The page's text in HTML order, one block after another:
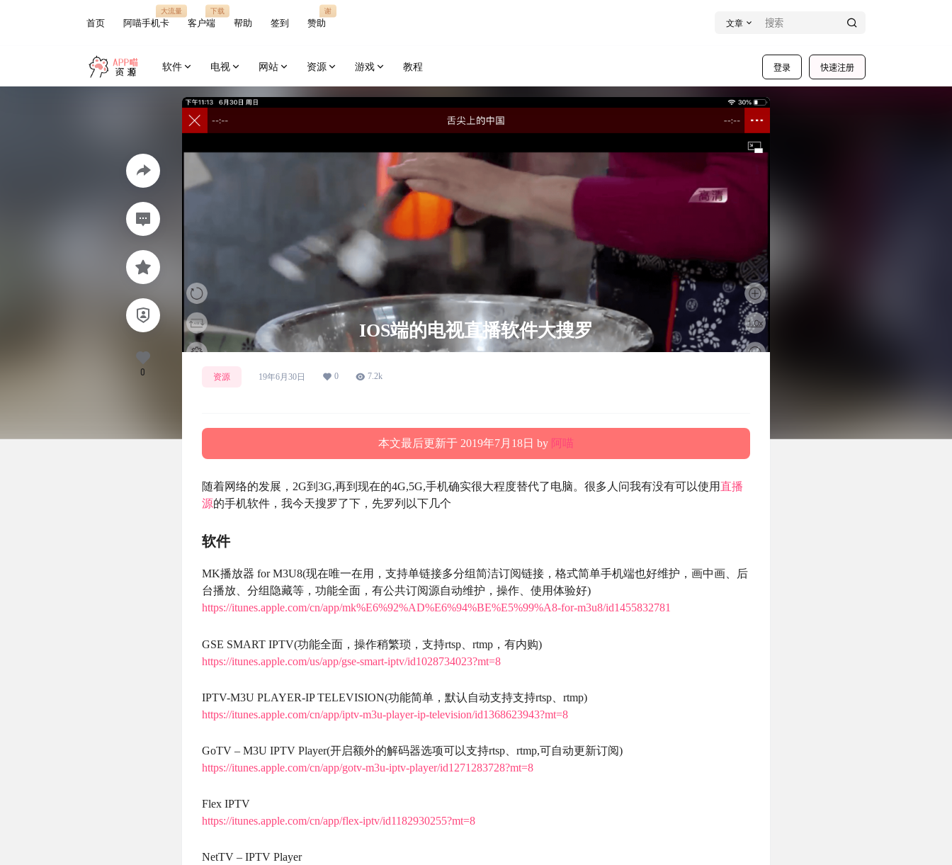
首页 阿喵手机卡
大流量
客户端
下载
帮助 签到 赞助
谢
文章
登录 快速注册
软件 电视 网站 资源 游戏 教程
IOS端的电视直播软件大搜罗
资源 19年6月30日 0 7.2k
本文最后更新于 2019年7月18日 by 阿喵
随着网络的发展，2G到3G,再到现在的4G,5G,手机确实很大程度替代了电脑。很多人问我有没有可以使用 直播
源的手机软件，我今天搜罗了下，先罗列以下几个
软件
MK播放器 for M3U8(现在唯一在用，支持单链接多分组简洁订阅链接，格式简单手机端也好维护，画中画、后
台播放、分组隐藏等，功能全面，有公共订阅源自动维护，操作、使用体验好)
https://itunes.apple.com/cn/app/mk%E6%92%AD%E6%94%BE%E5%99%A8-for-m3u8/id1455832781
GSE SMART IPTV(功能全面，操作稍繁琐，支持rtsp、rtmp，有内购)
https://itunes.apple.com/us/app/gse-smart-iptv/id1028734023?mt=8
IPTV-M3U PLAYER-IP TELEVISION(功能简单，默认自动支持支持rtsp、rtmp)
https://itunes.apple.com/cn/app/iptv-m3u-player-ip-television/id1368623943?mt=8
GoTV – M3U IPTV Player(开启额外的解码器选项可以支持rtsp、rtmp,可自动更新订阅)
https://itunes.apple.com/cn/app/gotv-m3u-iptv-player/id1271283728?mt=8
Flex IPTV
https://itunes.apple.com/cn/app/flex-iptv/id1182930255?mt=8
NetTV – IPTV Player
0